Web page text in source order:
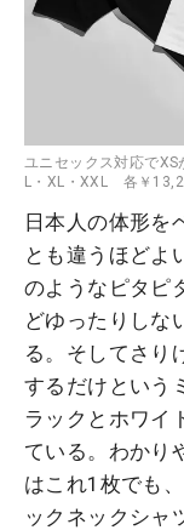
ユニセックス対応でXS
L・XL・XXL 各￥
日本人の体形を
とも違うほどよ
のようなピタピ
どゆったりしな
る。そしてさり
するだけという
ラックとホワイ
ている。わかり
はこれ1枚でも
ックネックシャ